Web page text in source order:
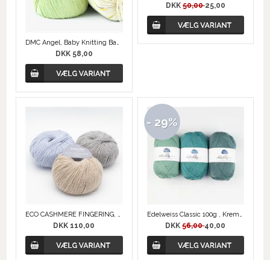
DMC Angel, Baby Knitting Bamboo
DKK 58,00
DKK50,0025,00
ECO CASHMERE FINGERING, Kremke Soul Wool
DKK 110,00
- 29%
Edelweiss Classic 100g , Kremke Soul Wool
DKK56,0040,00